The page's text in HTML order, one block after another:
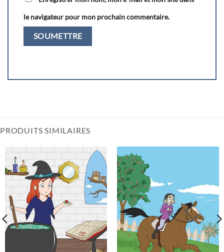
le navigateur pour mon prochain commentaire.
PRODUITS SIMILAIRES